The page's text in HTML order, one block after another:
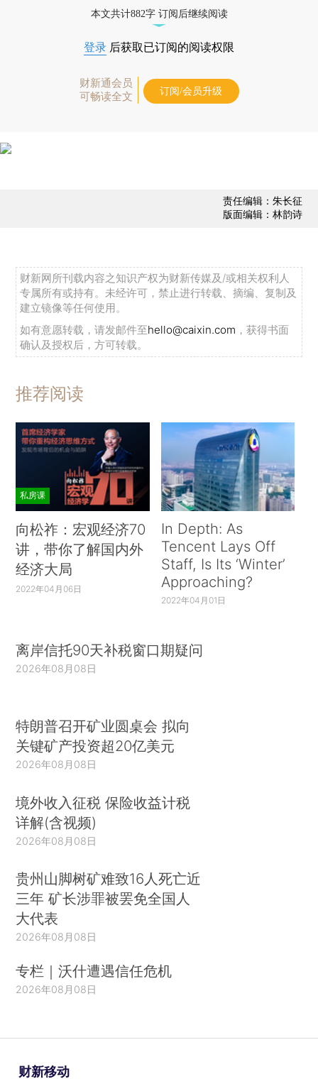
本文共计882字 订阅后继续阅读
登录 后获取已订阅的阅读权限
财新通会员
可畅读全文
订阅/会员升级
责任编辑：朱长征
版面编辑：林韵诗
财新网所刊载内容之知识产权为财新传媒及/或相关权利人
专属所有或持有。未经许可，禁止进行转载、摘编、复制及
建立镜像等任何使用。
如有意愿转载，请发邮件至hello@caixin.com ，获得书面
确认及授权后，方可转载。
推荐阅读
私房课
向松祚：宏观经济70
讲，带你了解国内外
经济大局
2022年04月06日
In Depth: As
Tencent Lays Off
Staff, Is Its ‘Winter’
Approaching?
2022年04月01日
离岸信托90天补税窗口期疑问
2026年08月08日
特朗普召开矿业圆桌会 拟向
关键矿产投资超20亿美元
2026年08月08日
境外收入征税 保险收益计税
详解(含视频)
2026年08月08日
贵州山脚树矿难致16人死亡近
三年 矿长涉罪被罢免全国人
大代表
2026年08月08日
专栏｜沃什遭遇信任危机
2026年08月08日
财新移动